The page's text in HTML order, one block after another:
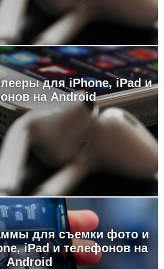
для iPhone, iPad и
на Android
для съемки фото и
iPad и телефонов на
Android